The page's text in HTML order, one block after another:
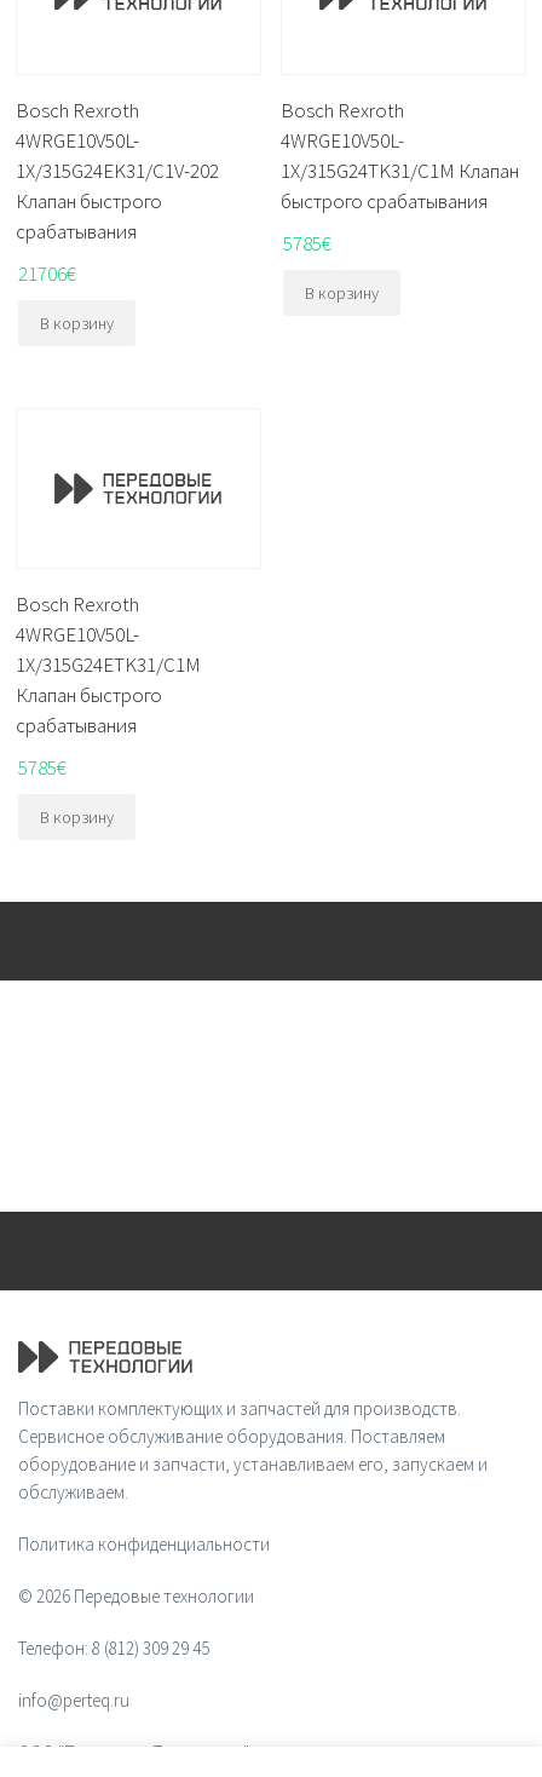
Bosch Rexroth
4WRGE10V50L-
1X/315G24EK31/C1V-202
Клапан быстрого
срабатывания
21706€
В корзину
Bosch Rexroth
4WRGE10V50L-
1X/315G24TK31/C1M Клапан
быстрого срабатывания
5785€
В корзину
Bosch Rexroth
4WRGE10V50L-
1X/315G24ETK31/C1M
Клапан быстрого
срабатывания
5785€
В корзину
Поставки комплектующих и запчастей для производств.
Сервисное обслуживание оборудования. Поставляем
оборудование и запчасти, устанавливаем его, запускаем и
обслуживаем.
Политика конфиденциальности
© 2026 Передовые технологии
Телефон: 8 (812) 309 29 45
info@perteq.ru
ООО "Передовые Технологии"